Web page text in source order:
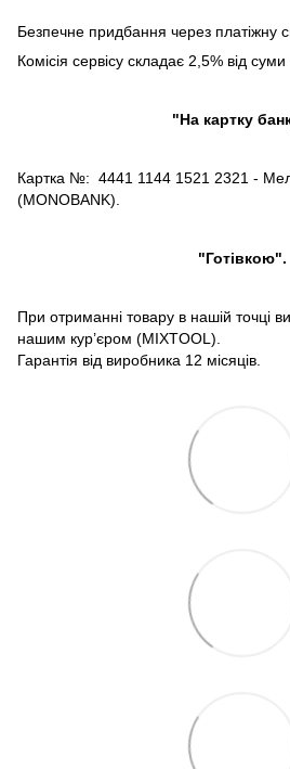
Безпечне придбання через платіжну
Комісія сервісу складає 2,5% від суми
"На картку
Картка №: 4441 1144 1521 2321 -
(MONOBANK).
"Готівкою".
При отриманні товару в нашій точці
нашим кур’єром (MIXTOOL).
Гарантія від виробника 12 місяців.